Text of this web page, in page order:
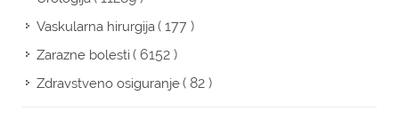
Vaskularna hirurgija( 177 )
Zarazne bolesti( 6152 )
Zdravstveno osiguranje( 82 )